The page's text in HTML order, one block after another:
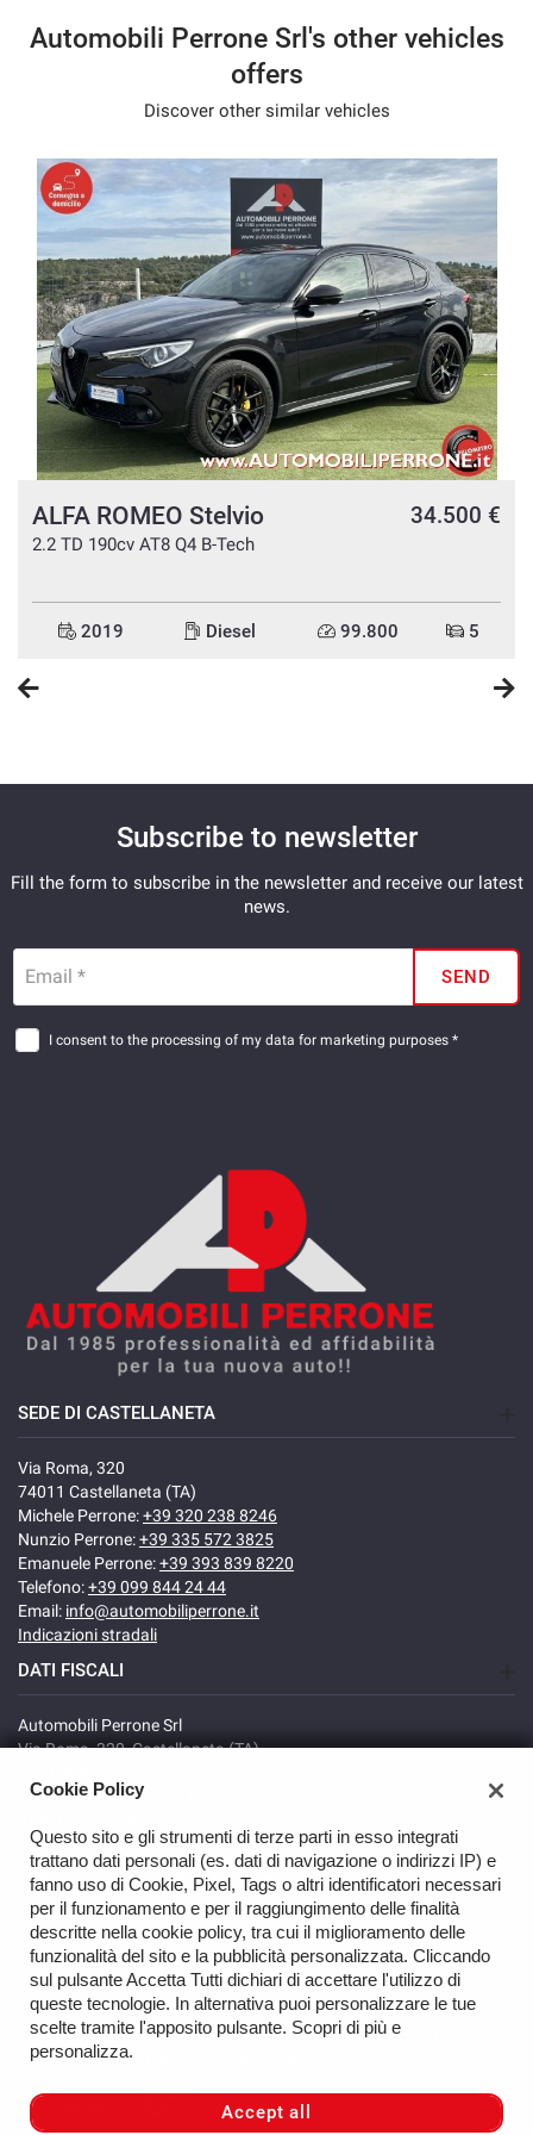
- Wir sprechen Deutsch
- Hablamos español
Automobili Perrone Srl's other vehicles
offers
Discover other similar vehicles
ALFA ROMEO Stelvio
2.2 TD 190cv AT8 Q4 B-Tech
34.500 €
2019 Diesel 99.800 5
Subscribe to newsletter
Fill the form to subscribe in the newsletter and receive our latest
news.
Email * SEND
I consent to the processing of my data for marketing purposes *
SEDE DI CASTELLANETA
Via Roma, 320
74011 Castellaneta (TA)
Michele Perrone:+39 320 238 8246
Nunzio Perrone:+39 335 572 3825
Emanuele Perrone:+39 393 839 8220
Telefono:+39 099 844 24 44
Email: info@automobiliperrone.it
Indicazioni stradali
DATI FISCALI
Automobili Perrone Srl
Via Roma, 320, Castellaneta (TA)
Registro delle imprese: TA
Copyright © 2026 Automobili Perrone Srl - VAT 02735640738 -
Read the Privacy Policy
Site created by:
Cookie Policy
Questo sito e gli strumenti di terze parti in esso integrati
trattano dati personali (es. dati di navigazione o indirizzi IP) e
fanno uso di Cookie, Pixel, Tags o altri identificatori necessari
per il funzionamento e per il raggiungimento delle finalità
descritte nella cookie policy, tra cui il miglioramento delle
funzionalità del sito e la pubblicità personalizzata. Cliccando
sul pulsante Accetta Tutti dichiari di accettare l'utilizzo di
queste tecnologie. In alternativa puoi personalizzare le tue
scelte tramite l'apposito pulsante. Scopri di più e
personalizza.
Accept all